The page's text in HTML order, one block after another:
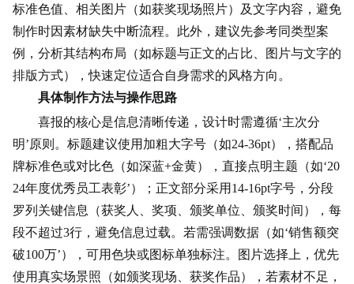
标准色值、相关图片（如获奖现场照片）及文字内容，避免
制作时因素材缺失中断流程。此外，建议先参考同类型案
例，分析其结构布局（如标题与正文的占比、图片与文字的
排版方式），快速定位适合自身需求的风格方向。
具体制作方法与操作思路
喜报的核心是信息清晰传递，设计时需遵循‘主次分
明’原则。标题建议使用加粗大字号（如24-36pt），搭配品
牌标准色或对比色（如深蓝+金黄），直接点明主题（如‘20
24年度优秀员工表彰’）；正文部分采用14-16pt字号，分段
罗列关键信息（获奖人、奖项、颁奖单位、颁奖时间），每
段不超过3行，避免信息过载。若需强调数据（如‘销售额突
破100万’），可用色块或图标单独标注。图片选择上，优先
使用真实场景照（如颁奖现场、获奖作品），若素材不足，